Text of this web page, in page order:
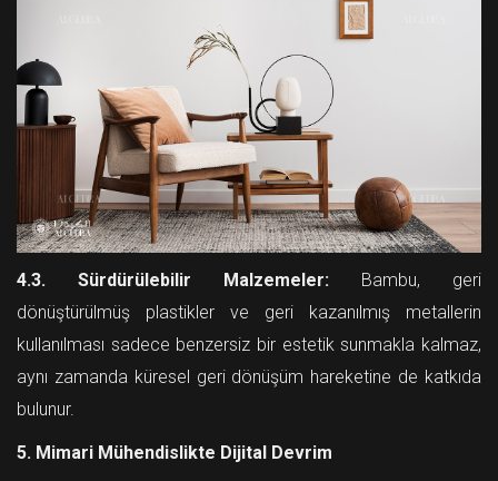
4.3. Sürdürülebilir Malzemeler: Bambu, geri
dönüştürülmüş plastikler ve geri kazanılmış metallerin
kullanılması sadece benzersiz bir estetik sunmakla kalmaz,
aynı zamanda küresel geri dönüşüm hareketine de katkıda
bulunur.
5. Mimari Mühendislikte Dijital Devrim